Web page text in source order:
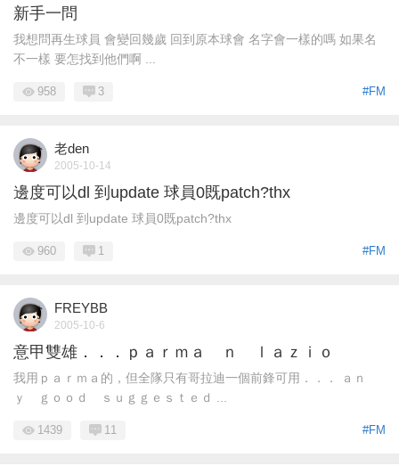
新手一問
我想問再生球員 會變回幾歲 回到原本球會 名字會一樣的嗎 如果名
不一樣 要怎找到他們啊 ...
#FM
958 3
老den
2005-10-14
邊度可以dl 到update 球員0既patch?thx
邊度可以dl 到update 球員0既patch?thx
#FM
960 1
FREYBB
2005-10-6
意甲雙雄．．．ｐａｒｍａ ｎ ｌａｚｉｏ
我用ｐａｒｍａ的，但全隊只有哥拉迪一個前鋒可用．．． ａｎ
ｙ ｇｏｏｄ ｓｕｇｇｅｓｔｅｄ ...
#FM
1439 11